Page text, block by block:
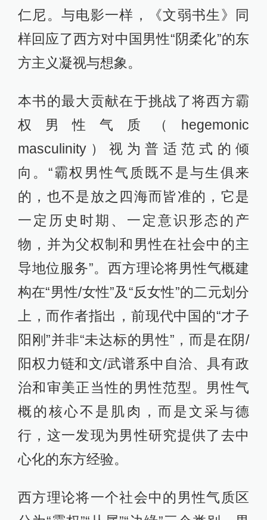
仁尼。与电影一样，《文弱书生》同
样回应了西方对中国男性“阴柔化”的东
方主义凝视与想象。
本书的最大贡献在于挑战了将西方霸
权男性气质（hegemonic
masculinity）视为普适范式的倾
向。“霸权男性气质既不是与生俱来
的，也不是放之四海而皆准的，它是
一定历史时期、一定意识形态的产
物，并为父权制和男性在社会中的主
导地位服务”。西方理论将男性气概建
构在“男性/女性”及“反女性”的二元划分
上，而作者指出，前现代中国的“才子
阳刚”并非“未达标的男性”，而是在阴/
阳权力链和文/武谱系中自洽、具有政
治和审美正当性的男性范型。男性气
概的核心不是肌肉，而是文采与德
行，这一发现为男性研究提供了去中
心化的东方经验。
西方理论将一个社会中的男性气质区